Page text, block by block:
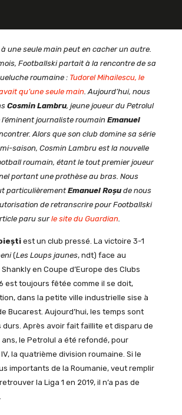
une seule main peut en cacher un autre.
Footballski partait à la rencontre de sa
roumaine : Tudorel Mihailescu, le
qu’une seule main . Aujourd’hui, nous
Cosmin Lambru, jeune joueur du Petrolul
l’éminent journaliste roumainEmanuel
Alors que son club domine sa série
saison, Cosmin Lambru est la nouvelle
roumain, étant le tout premier joueur
portant une prothèse au bras. Nous
particulièrementEmanuel Roșu de nous
de retranscrire pour Footballski
paru surle site du Guardian
est un club pressé. La victoire 3-1
(Les Loups jaunes, ndt) face au
en Coupe d’Europe des Clubs
est toujours fêtée comme il se doit,
dans la petite ville industrielle sise à
Bucarest. Aujourd’hui, les temps sont
durs. Après avoir fait faillite et disparu de
ans, le Petrolul a été refondé, pour
la quatrième division roumaine. Si le
importants de la Roumanie, veut remplir
la Liga 1 en 2019, il n’a pas de